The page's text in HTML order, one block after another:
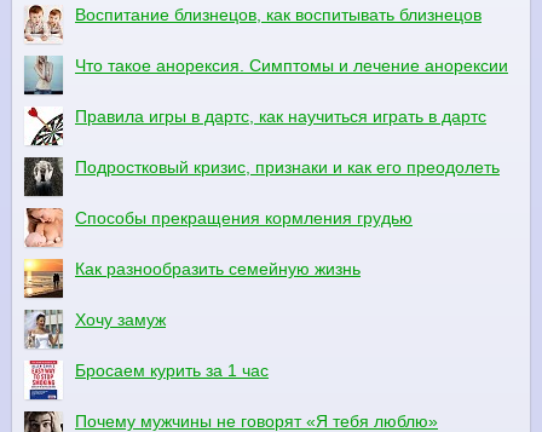
Воспитание близнецов, как воспитывать близнецов
Что такое анорексия. Симптомы и лечение анорексии
Правила игры в дартс, как научиться играть в дартс
Подростковый кризис, признаки и как его преодолеть
Способы прекращения кормления грудью
Как разнообразить семейную жизнь
Хочу замуж
Бросаем курить за 1 час
Почему мужчины не говорят «Я тебя люблю»